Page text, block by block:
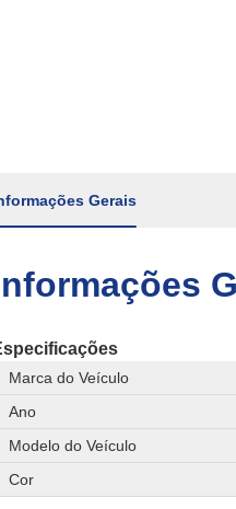
Gerais
Marca do Veículo
Ano
Modelo do Veículo
Cor